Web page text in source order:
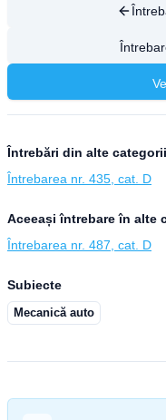
Întrebări din alte categorii
Întrebarea nr. 435, cat. D
Aceeași întrebare în alte
Întrebarea nr. 487, cat. D
Subiecte
Mecanică auto